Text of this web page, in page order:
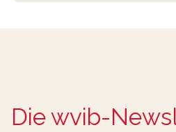
Die wvib-